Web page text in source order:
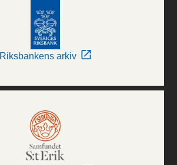
Riksbankens arkiv